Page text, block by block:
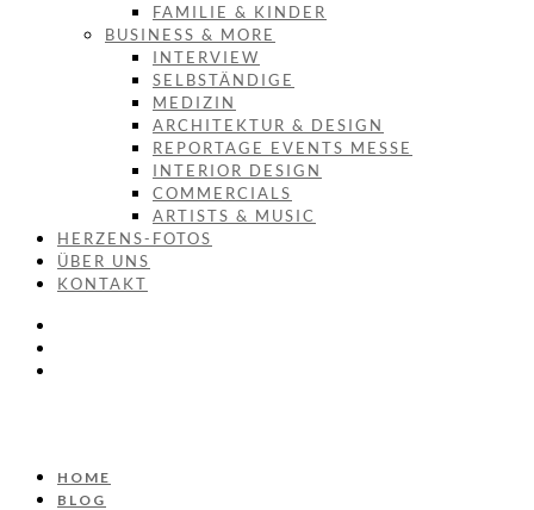
FAMILIE & KINDER
BUSINESS & MORE
INTERVIEW
SELBSTÄNDIGE
MEDIZIN
ARCHITEKTUR & DESIGN
REPORTAGE EVENTS MESSE
INTERIOR DESIGN
COMMERCIALS
ARTISTS & MUSIC
HERZENS-FOTOS
ÜBER UNS
KONTAKT
HOME
BLOG